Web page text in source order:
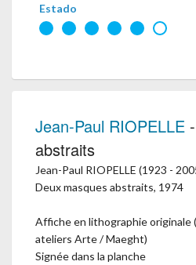
Estado
Jean-Paul RIOPELLE
abstraits
Jean-Paul RIOPELLE (1923 -
Deux masques abstraits, 1974
Affiche en lithographie originale
ateliers Arte / Maeght)
Signée dans la planche